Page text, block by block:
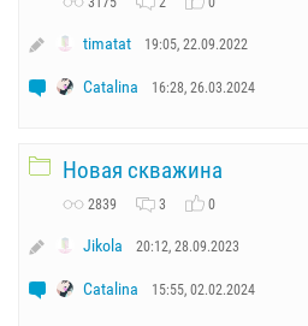
timatat 19:05, 22.09.2022
Catalina 16:28, 26.03.2024
Новая скважина
2839 3 0
Jikola 20:12, 28.09.2023
Catalina 15:55, 02.02.2024